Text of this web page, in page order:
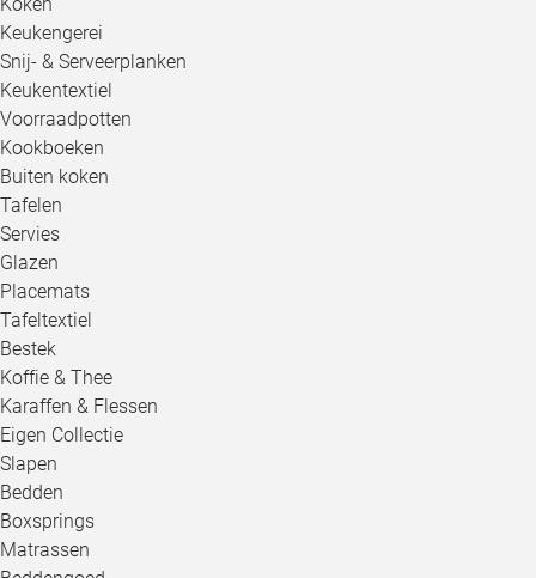
Keukengerei
Snij- & Serveerplanken
Keukentextiel
Voorraadpotten
Kookboeken
Buiten koken
Tafelen
Servies
Glazen
Placemats
Tafeltextiel
Bestek
Koffie & Thee
Karaffen & Flessen
Eigen Collectie
Slapen
Bedden
Boxsprings
Matrassen